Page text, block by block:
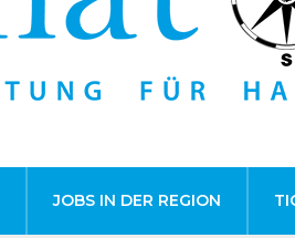
JOBS IN DER REGION